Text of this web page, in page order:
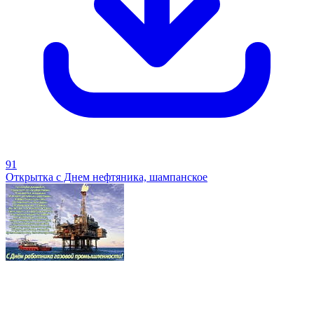
91
Открытка с Днем нефтяника, шампанское